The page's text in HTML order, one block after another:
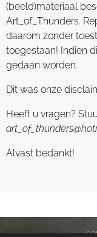
(beeld)materiaal
Art_of_Thunders.
daarom zonder
toegestaan! Indien
gedaan worden.
Dit was onze
Heeft u vragen?
Alvast bedankt!